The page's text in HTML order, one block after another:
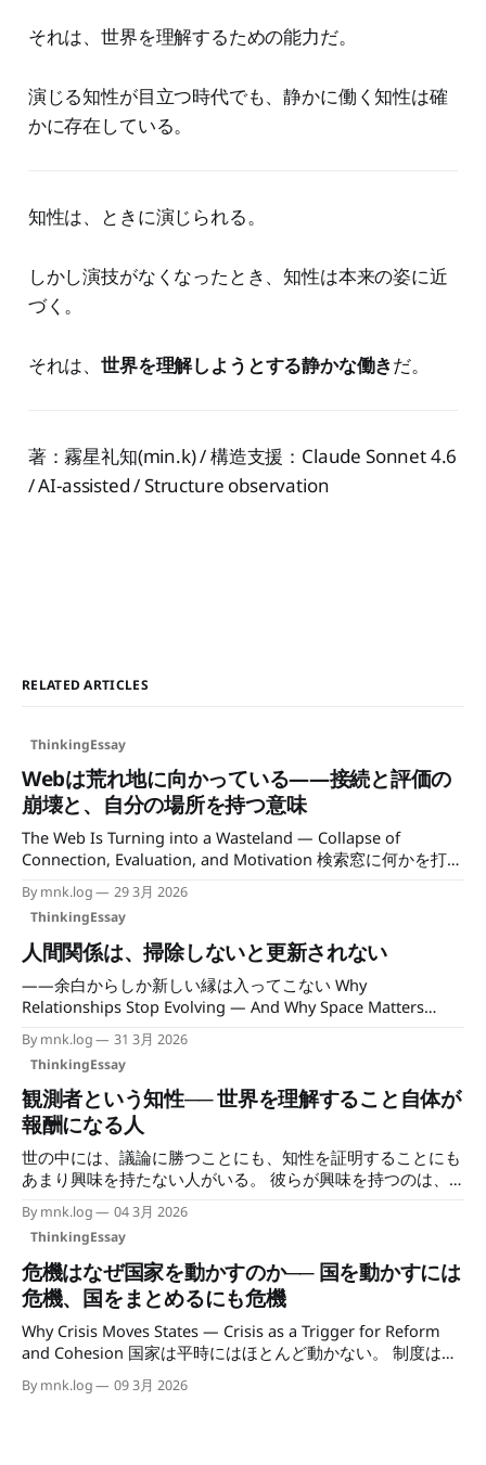
それは、世界を理解するための能力だ。
演じる知性が目立つ時代でも、静かに働く知性は確
かに存在している。
知性は、ときに演じられる。
しかし演技がなくなったとき、知性は本来の姿に近
づく。
それは、世界を理解しようとする静かな働きだ。
著：霧星礼知(min.k) / 構造支援：Claude Sonnet 4.6
/ AI-assisted / Structure observation
RELATED ARTICLES
ThinkingEssay
Webは荒れ地に向かっている——接続と評価の
崩壊と、自分の場所を持つ意味
The Web Is Turning into a Wasteland — Collapse of
Connection, Evaluation, and Motivation 検索窓に何かを打ち
込んで、求めていたものに辿り着けた、という体験がいつ頃
からか薄れてきた。あの感覚の劣化は、気のせいではないよ
うに見える。 ウェブは壊れているのではない。成立条件が
変わり始めているのだ。そしてその変化は、数年のうちにウ
ェブ全体の様相を変えるように思う。 検索がウェブを成立
させていた ウェブは長い間、検索を前提として動いてい
た。 書き手がコンテンツを置く。検索がそれを評価し、読
み手を連れてくる。読み手が増えれば書き手の動機になる。
その循環が、ウェブというエコシステムの基本構造だった。
検索はただの道具ではなかった。書き手と読み手を繋ぐイン
フラであり、コンテンツに価値を付与する評価システムであ
り、「ここに置けば誰かに届く」という書き手の動機の根拠
でもあった。 AIの登場は、その構造を複数の角度から同時に
揺らしている。 接続インフラの崩壊 AIは検索を代替してい
るように見える。だ
By mnk.log
29 3月 2026
ThinkingEssay
人間関係は、掃除しないと更新されない
——余白からしか新しい縁は入ってこない Why
Relationships Stop Evolving — And Why Space Matters
が残り続けるのか？ それは、関係が更新されずに「置かれ
ている」からだ。 久しぶりに会ったはずなのに、会話は前
回とほとんど同じだった。 新しい出来事は増えているの
に、 関係の中では何も積み重なっていないように感じる。
そのとき、相手ではなく、 関係そのものが止まっているの
だと気づく。 止まっている関係の構造 何回会っても、話す
内容が同じ人がいる。 前回会ったときと同じ話題、同じ温
度、同じ着地点。 悪い人ではない。ただ、関係が積み重な
っていかない。会うたびにリセットされている感覚がある。
この構造は、人ではなく関係に原因がある。止まっているの
は人ではなく、関係そのものだ。人が変わっていないのでは
なく、関係の中に更新が起きていない。どれだけ時間が経っ
ても、その関係の中では同じ場所に立ち続けている。 話す
意味を感じなくなるのは、冷たさからではない。関係
By mnk.log
31 3月 2026
ThinkingEssay
観測者という知性── 世界を理解すること自体が
報酬になる人
世の中には、議論に勝つことにも、知性を証明することにも
あまり興味を持たない人がいる。 彼らが興味を持つのは、
もっと単純なことだ。 世界はどう動いているのか。 知性の
二つの使い方 知性には大きく二つの方向がある。 証明型──
知性を使って自分の価値を示す 観測型── 知性を使って世界
を理解する SNSでは前者が目立つが、後者のタイプも確実に
存在する。 観測型知性の特徴 観測型の人は、勝ち負けより
理解に興味を持つ。 彼らにとって知性は、武器ではなく道
具である。 観測者の視線 多くの人の思考は、自分 → 世界
の順で動く。 しかし観測者の思考は逆になる。 世界 → 自分
世界の構造を先に見る。 分野横断が起きる理由 観測型の人
は、政治・技術・経済・文化など、さまざまな分野を行き来
By mnk.log
04 3月 2026
ThinkingEssay
危機はなぜ国家を動かすのか── 国を動かすには
危機、国をまとめるにも危機
Why Crisis Moves States — Crisis as a Trigger for Reform
and Cohesion 国家は平時にはほとんど動かない。 制度は維
しかし危機が訪れると状況は一変する。国家は突然動き始め
By mnk.log 09 3月 2026